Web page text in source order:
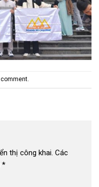
.
thị công khai. Các
*